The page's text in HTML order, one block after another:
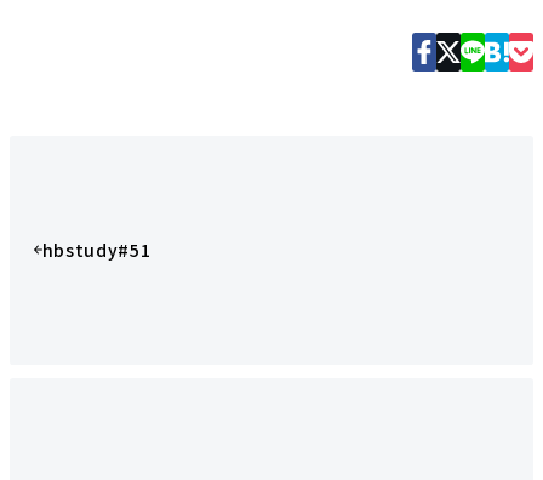
hbstudy#51